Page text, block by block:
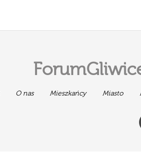
O nas Mieszkańcy Miasto